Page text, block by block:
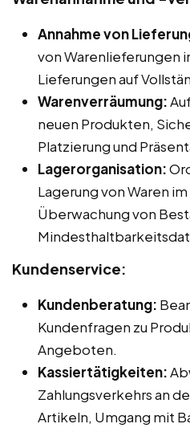
Annahme von
von Warenlieferungen
Lieferungen auf
Warenverräumung:
neuen Produkten,
Platzierung und
Lagerorganisation:
Lagerung von Waren
Überwachung von
Kundenservice:
Kundenberatung:
Kundenfragen zu
Angeboten.
Kassiertätigkeiten:
Zahlungsverkehrs an
Artikeln, Umgang mit